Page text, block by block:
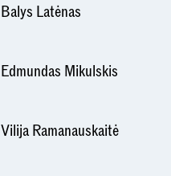
Balys Latėnas
Edmundas Mikulskis
Vilija Ramanauskaitė